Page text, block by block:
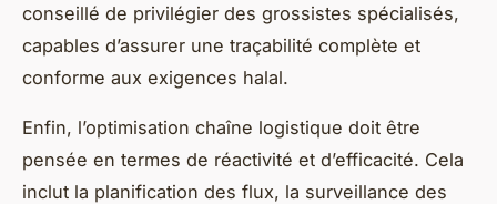
conseillé de privilégier des grossistes spécialisés,
capables d’assurer une traçabilité complète et
conforme aux exigences halal.
Enfin, l’optimisation chaîne logistique doit être
pensée en termes de réactivité et d’efficacité. Cela
inclut la planification des flux, la surveillance des